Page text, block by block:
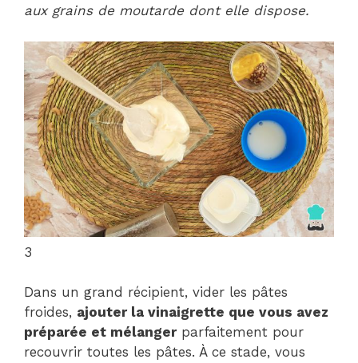
aux grains de moutarde dont elle dispose.
3
Dans un grand récipient, vider les pâtes
froides, ajouter la vinaigrette que vous avez
préparée et mélangerparfaitement pour
recouvrir toutes les pâtes. À ce stade, vous